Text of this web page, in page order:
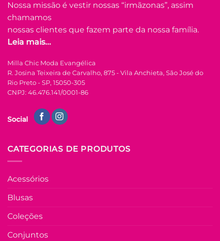
Nossa missão é vestir nossas “irmãzonas”, assim
chamamos
nossas clientes que fazem parte da nossa família.
Leia mais...
Milla Chic Moda Evangélica
R. Josina Teixeira de Carvalho, 875 - Vila Anchieta, São José do
Rio Preto - SP, 15050-305
CNPJ: 46.476.141/0001-86
Social
CATEGORIAS DE PRODUTOS
Acessórios
Blusas
Coleções
Conjuntos